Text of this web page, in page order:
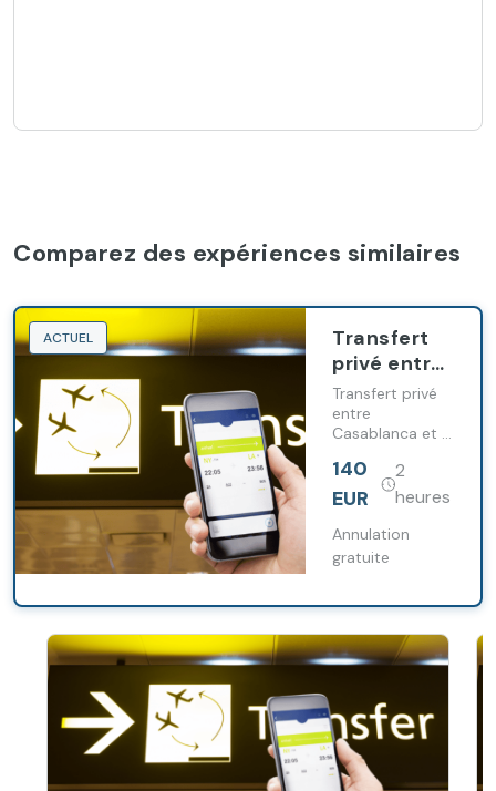
Comparez des expériences similaires
ACTUEL
Transfert
privé entre
Casablanca
et El Jadida
Transfert privé
entre
Casablanca et El
chauffeur
professionnel et
climatisé.
140
EUR
2
heures
Annulation
gratuite